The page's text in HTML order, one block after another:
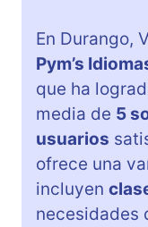
En Durango,
Pym’s
que ha
media de 5
usuarios
ofrece una
incluyen
necesidades